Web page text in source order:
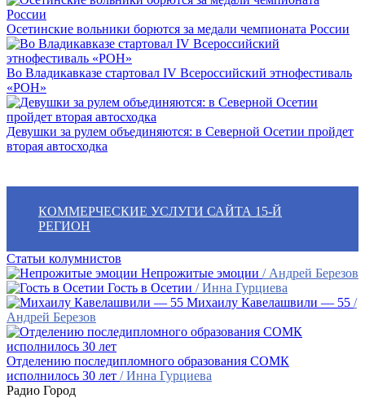
Осетинские вольники борются за медали чемпионата России
Во Владикавказе стартовал IV Всероссийский этнофестиваль
«РОН»
Девушки за рулем объединяются: в Северной Осетии пройдет
вторая автосходка
КОММЕРЧЕСКИЕ УСЛУГИ САЙТА 15-Й
РЕГИОН
Статьи колумнистов
Непрожитые эмоции / Андрей Березов
Гость в Осетии / Инна Гурциева
Михаилу Кавелашвили — 55 /
Андрей Березов
Отделению последипломного образования СОМК
исполнилось 30 лет / Инна Гурциева
Радио Город